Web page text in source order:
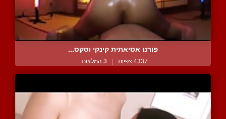
פורנו אסיאתית קינקי וסקס...
4337 צפיות | 3 המלצות